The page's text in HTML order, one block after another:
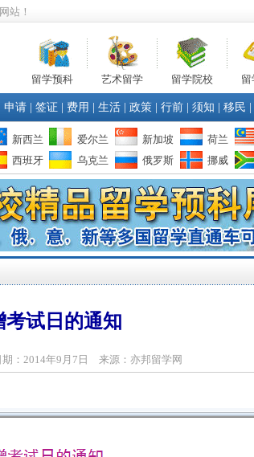
站！
留学预科 艺术留学 留学院校 留
申请 签证 费用 生活 政策 行前 须知 移民
新西兰 爱尔兰 新加坡 荷兰
西班牙 乌克兰 俄罗斯 挪威
试日的通知
：2014年9月7日 来源：亦邦留学网